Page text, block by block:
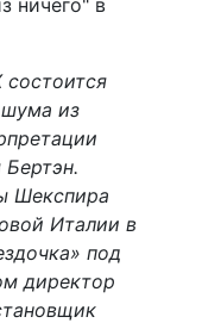
из
Шекспира
Италии в
под
директор